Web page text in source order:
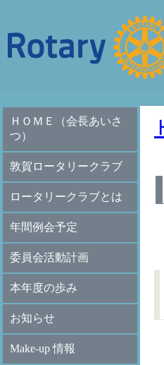
ＨＯＭＥ（会長あいさ
つ）
敦賀ロータリークラブ
ロータリークラブとは
年間例会予定
委員会活動計画
本年度の歩み
お知らせ
Make-up 情報